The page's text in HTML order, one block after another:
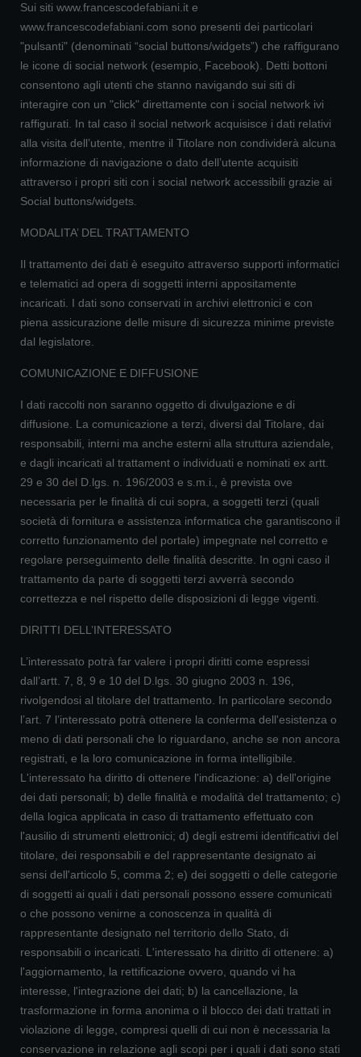
Sui siti www.francescodefabiani.it e
www.francescodefabiani.com sono presenti dei particolari
"pulsanti" (denominati “social buttons/widgets”) che raffigurano
le icone di social network (esempio, Facebook). Detti bottoni
consentono agli utenti che stanno navigando sui siti di
interagire con un "click" direttamente con i social network ivi
raffigurati. In tal caso il social network acquisisce i dati relativi
alla visita dell’utente, mentre il Titolare non condividerà alcuna
informazione di navigazione o dato dell’utente acquisiti
attraverso i propri siti con i social network accessibili grazie ai
Social buttons/widgets.
MODALITA’ DEL TRATTAMENTO
Il trattamento dei dati è eseguito attraverso supporti informatici
e telematici ad opera di soggetti interni appositamente
incaricati. I dati sono conservati in archivi elettronici e con
piena assicurazione delle misure di sicurezza minime previste
dal legislatore.
COMUNICAZIONE E DIFFUSIONE
I dati raccolti non saranno oggetto di divulgazione e di
diffusione. La comunicazione a terzi, diversi dal Titolare, dai
responsabili, interni ma anche esterni alla struttura aziendale,
e dagli incaricati al trattament o individuati e nominati ex artt.
29 e 30 del D.lgs. n. 196/2003 e s.m.i., è prevista ove
necessaria per le finalità di cui sopra, a soggetti terzi (quali
società di fornitura e assistenza informatica che garantiscono il
corretto funzionamento del portale) impegnate nel corretto e
regolare perseguimento delle finalità descritte. In ogni caso il
trattamento da parte di soggetti terzi avverrà secondo
correttezza e nel rispetto delle disposizioni di legge vigenti.
DIRITTI DELL’INTERESSATO
L’interessato potrà far valere i propri diritti come espressi
dall’artt. 7, 8, 9 e 10 del D.lgs. 30 giugno 2003 n. 196,
rivolgendosi al titolare del trattamento. In particolare secondo
l’art. 7 l’interessato potrà ottenere la conferma dell'esistenza o
meno di dati personali che lo riguardano, anche se non ancora
registrati, e la loro comunicazione in forma intelligibile.
L'interessato ha diritto di ottenere l'indicazione: a) dell'origine
dei dati personali; b) delle finalità e modalità del trattamento; c)
della logica applicata in caso di trattamento effettuato con
l'ausilio di strumenti elettronici; d) degli estremi identificativi del
titolare, dei responsabili e del rappresentante designato ai
sensi dell'articolo 5, comma 2; e) dei soggetti o delle categorie
di soggetti ai quali i dati personali possono essere comunicati
o che possono venirne a conoscenza in qualità di
rappresentante designato nel territorio dello Stato, di
responsabili o incaricati. L'interessato ha diritto di ottenere: a)
l'aggiornamento, la rettificazione ovvero, quando vi ha
interesse, l'integrazione dei dati; b) la cancellazione, la
trasformazione in forma anonima o il blocco dei dati trattati in
violazione di legge, compresi quelli di cui non è necessaria la
conservazione in relazione agli scopi per i quali i dati sono stati